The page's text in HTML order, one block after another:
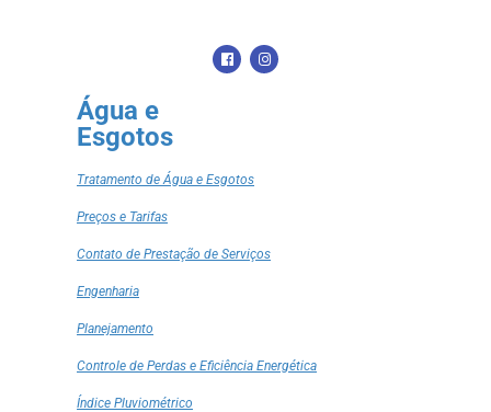
Água e
Esgotos
Tratamento de Água e Esgotos
Preços e Tarifas
Contato de Prestação de Serviços
Engenharia
Planejamento
Controle de Perdas e Eficiência Energética
Índice Pluviométrico